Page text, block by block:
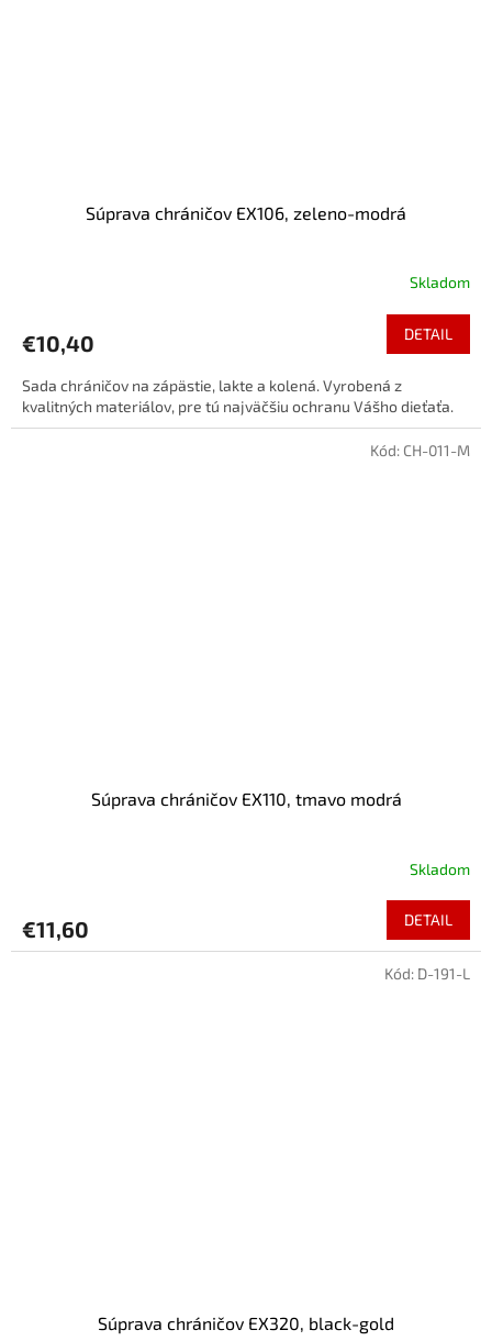
Súprava chráničov EX106, zeleno-modrá
Skladom
€10,40 DETAIL
Sada chráničov na zápästie, lakte a kolená. Vyrobená z
kvalitných materiálov, pre tú najväčšiu ochranu Vášho dieťaťa.
Súprava chráničov EX110, tmavo modrá
Skladom
€11,60 DETAIL
Kód: CH-011-M
Súprava chráničov EX320, black-gold
Kód: D-191-L